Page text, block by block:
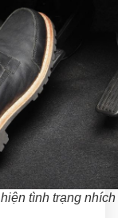
tình trạng nhích